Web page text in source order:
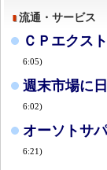
流通・サービス
ＣＰエクス
6:05)
週末市場に
6:02)
オーソトサ
6:21)